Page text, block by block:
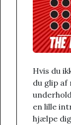
Hvis du
du glip af
en lille
hjælpe